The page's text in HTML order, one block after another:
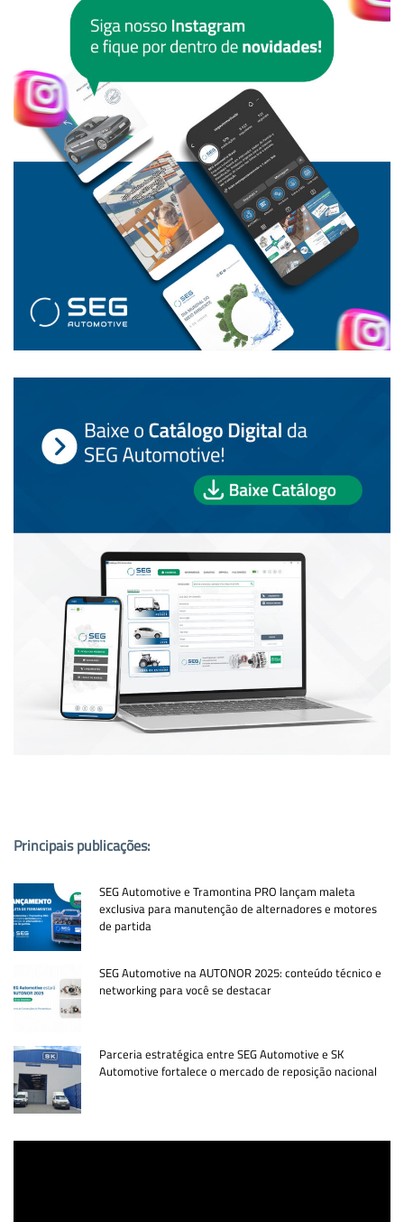
Principais publicações:
SEG Automotive e Tramontina PRO lançam maleta
exclusiva para manutenção de alternadores e motores
de partida
SEG Automotive na AUTONOR 2025: conteúdo técnico e
networking para você se destacar
Parceria estratégica entre SEG Automotive e SK
Automotive fortalece o mercado de reposição nacional